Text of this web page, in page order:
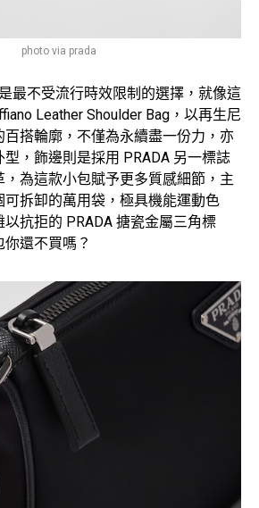
photo via prada
最不受流行時效限制的選擇，就像這
Leather Shoulder Bag，以再生尼
搭輪廓，不僅為永續盡一份力，亦
，飾邊則是採用 PRADA 另一標誌
，為這款小包賦予更多質感細節，主
拆卸的萬用袋，極具機能運動色
抗拒的 PRADA 搪瓷金屬三角標
還不買嗎？